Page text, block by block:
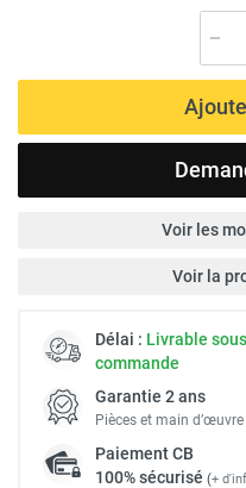
Voir les
Voir la
Délai : Livrable
commande
Garantie 2 ans
Pièces et main d’œuvre
PaiementCB
100% sécurisé (+